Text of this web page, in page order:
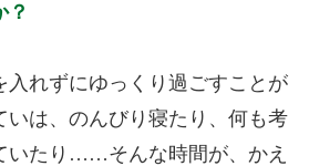
？
入れずにゆっくり過ごすことが
いは、のんびり寝たり、何も考
いたり……そんな時間が、かえ